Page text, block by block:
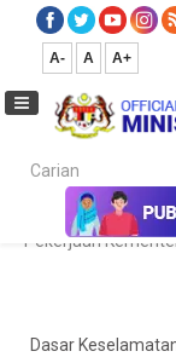
A- A A+
Carian...
Info Covid-
Pekerjaan
Dasar